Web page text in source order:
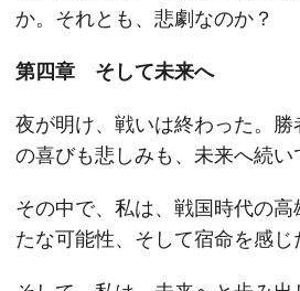
か。それとも、悲劇なのか？
第四章 そして未来へ
夜が明け、戦いは終わった。
の喜びも悲しみも、未来へ続い
その中で、私は、戦国時代の
たな可能性、そして宿命を感じ